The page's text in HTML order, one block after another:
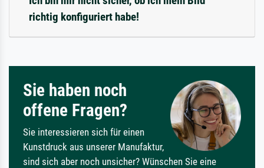
richtig konfiguriert habe!
Sie haben noch
offene Fragen?
Sie interessieren sich für einen
Kunstdruck aus unserer Manufaktur,
sind sich aber noch unsicher? Wünschen Sie eine